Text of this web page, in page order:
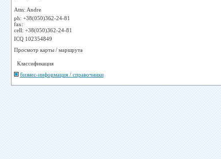
Attn: Andre
ph: +38(050)362-24-81
fax:
cell: +38(050)362-24-81
ICQ 102354849
Просмотр карты / маршрута
Классификация
бизнес-информация / справочники